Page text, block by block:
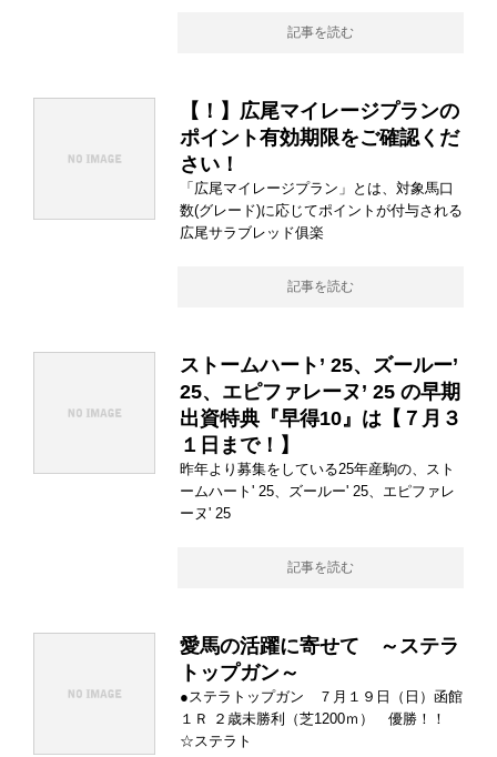
記事を読む
【！】広尾マイレージプランの
ポイント有効期限をご確認くだ
さい！
「広尾マイレージプラン」とは、対象馬口
数(グレード)に応じてポイントが付与される
広尾サラブレッド俱楽
記事を読む
ストームハート’ 25、ズールー’
25、エピファレーヌ’ 25 の早期
出資特典『早得10』は【７月３
１日まで！】
昨年より募集をしている25年産駒の、スト
ームハート' 25、ズールー' 25、エピファレ
ーヌ' 25
記事を読む
愛馬の活躍に寄せて ～ステラ
トップガン～
●ステラトップガン ７月１９日（日）函館
１Ｒ ２歳未勝利（芝1200ｍ） 優勝！！
☆ステラト